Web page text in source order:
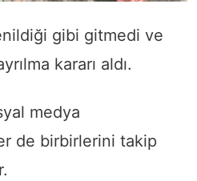
gibi gitmedi ve
kararı aldı.
medya
de birbirlerini takip